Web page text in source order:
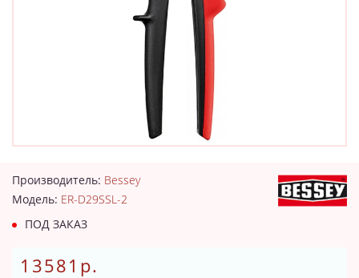
Производитель: Bessey
Модель: ER-D29SSL-2
ПОД ЗАКАЗ
13581р.